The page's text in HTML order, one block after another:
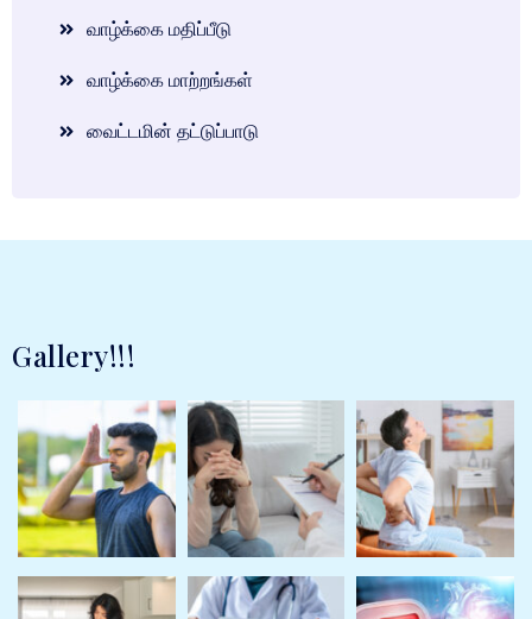
வாழ்க்கை மதிப்பீடு
வாழ்க்கை மாற்றங்கள்
வைட்டமின் தட்டுப்பாடு
Gallery!!!